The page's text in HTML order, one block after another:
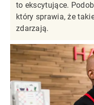
to ekscytujące.
który sprawia, że
zdarzają.